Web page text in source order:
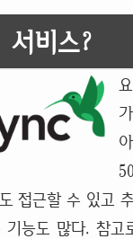
비스?
접근할 수 있고
능도 많다. 참